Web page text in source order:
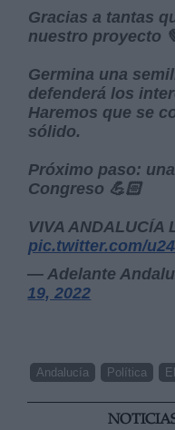
Gracias a tantas
nuestro proyecto
Germina una
defenderá los
Haremos que se
sólido.
Próximo paso:
Congreso 💪🏻
VIVA ANDALUCÍA
pic.twitter.com/
— Adelante
19, 2022
Andalucía Política